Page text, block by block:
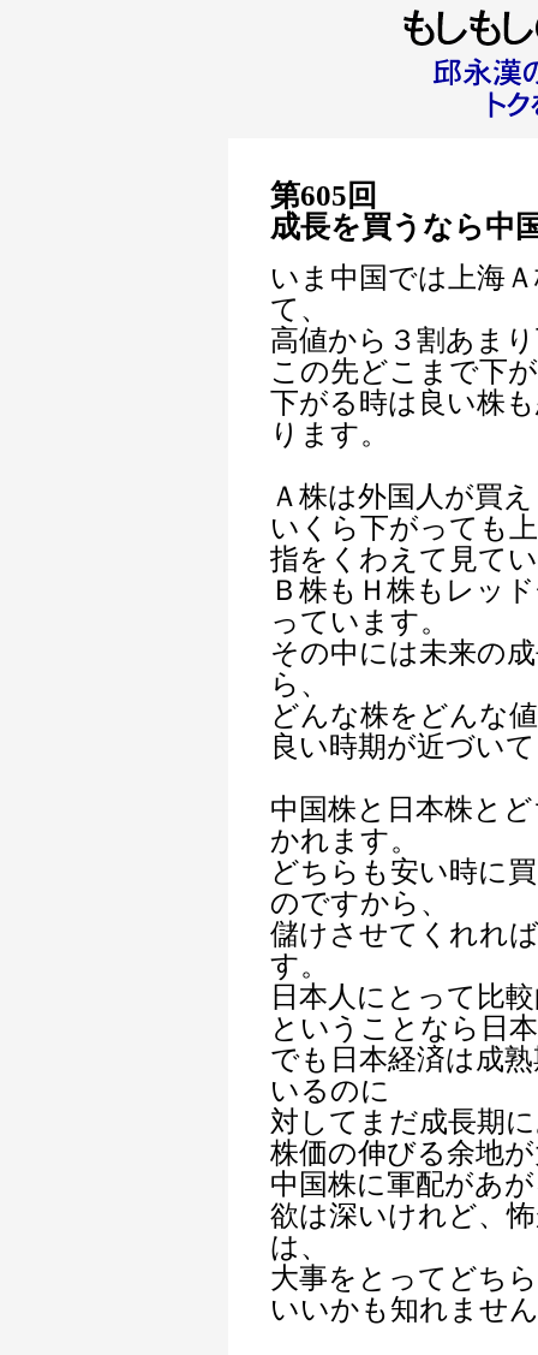
第605回
成長を買うなら中
いま中国では上海
て、
高値から３割あま
この先どこまで下
下がる時は良い株
ります。
Ａ株は外国人が買
いくら下がっても
指をくわえて見て
Ｂ株もＨ株もレッ
っています。
その中には未来の
ら、
どんな株をどんな
良い時期が近づい
中国株と日本株と
かれます。
どちらも安い時に
のですから、
儲けさせてくれれ
す。
日本人にとって比
ということなら日
でも日本経済は成
いるのに
対してまだ成長期
株価の伸びる余地
中国株に軍配があ
欲は深いけれど、
は、
大事をとってどち
いいかも知れませ